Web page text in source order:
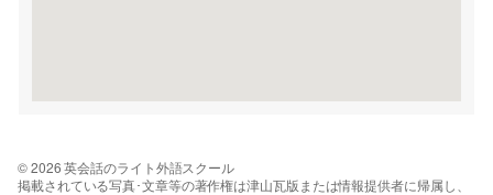
© 2026 英会話のライト外語スクール
掲載されている写真･文章等の著作権は津山瓦版または情報提供者に帰属し、